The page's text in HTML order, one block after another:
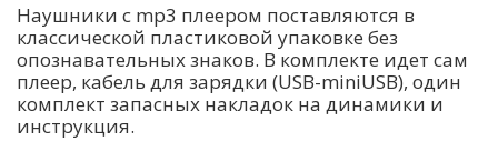
Наушники с mp3 плеером поставляются в
классической пластиковой упаковке без
опознавательных знаков. В комплекте идет сам
плеер, кабель для зарядки (USB-miniUSB), один
комплект запасных накладок на динамики и
инструкция.